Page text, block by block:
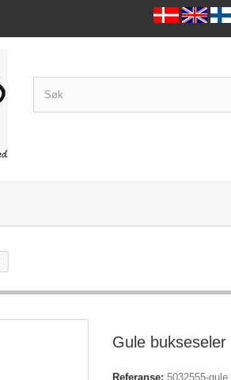
Gule bukseseler
Referanse: 5032555-gule